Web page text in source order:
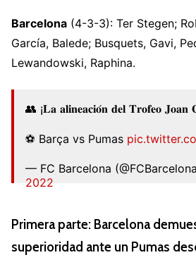
Barcelona (4-3-3): Ter Stegen;
García, Balede; Busquets, Gavi,
Lewandowski, Raphina.
👥 ¡𝐋𝐚 𝐚𝐥𝐢𝐧𝐞𝐚𝐜𝐢𝐨́𝐧 𝐝𝐞𝐥 𝐓𝐫𝐨𝐟𝐞𝐨
⚽ Barça vs Pumas
— FC Barcelona
2022
Primera parte: Barcelona
superioridad ante un Pumas